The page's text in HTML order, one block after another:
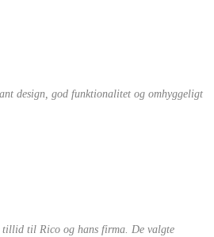
design, god funktionalitet og omhyggeligt
tillid til Rico og hans firma. De valgte